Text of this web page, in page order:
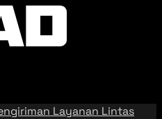
Layanan Lintas